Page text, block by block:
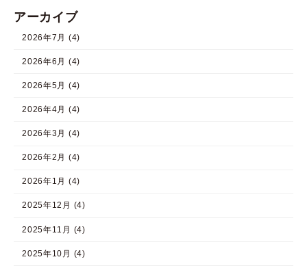
アーカイブ
2026年7月 (4)
2026年6月 (4)
2026年5月 (4)
2026年4月 (4)
2026年3月 (4)
2026年2月 (4)
2026年1月 (4)
2025年12月 (4)
2025年11月 (4)
2025年10月 (4)